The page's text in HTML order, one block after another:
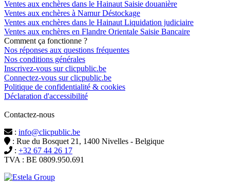
Ventes aux enchères dans le Hainaut Saisie douanière
Ventes aux enchères à Namur Déstockage
Ventes aux enchères dans le Hainaut Liquidation judiciaire
Ventes aux enchères en Flandre Orientale Saisie Bancaire
Comment ça fonctionne ?
Nos réponses aux questions fréquentes
Nos conditions générales
Inscrivez-vous sur clicpublic.be
Connectez-vous sur clicpublic.be
Politique de confidentialité & cookies
Déclaration d'accessibilité
Contactez-nous
: info@clicpublic.be
: Rue du Bosquet 21, 1400 Nivelles - Belgique
: +32 67 44 26 17
TVA : BE 0809.950.691